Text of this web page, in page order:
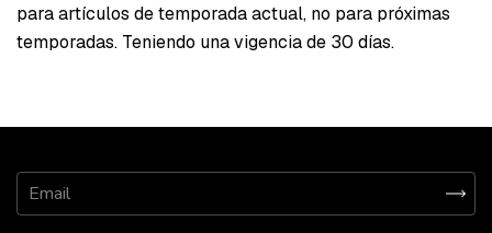
para artículos de temporada actual, no para próximas
temporadas. Teniendo una vigencia de 30 días.